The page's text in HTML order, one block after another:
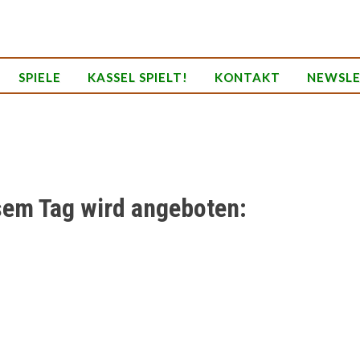
SPIELE KASSEL SPIELT! KONTAKT
Tag wird angeboten: